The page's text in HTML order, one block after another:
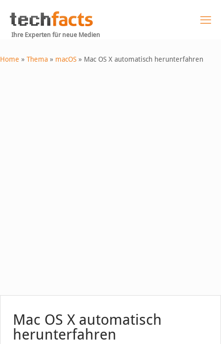
Ihre Experten für neue Medien
Home » Thema » macOS » Mac OS X automatisch herunterfahren
Mac OS X automatisch
herunterfahren